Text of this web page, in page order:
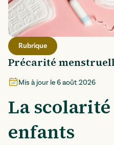
Rubrique
Précarité
Mis à jour le6 août 2026
La scolarité
enfants